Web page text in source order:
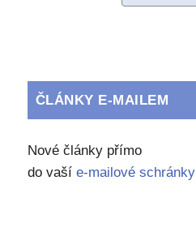
ČLÁNKY E-MAILEM
Nové články přímo
do vaší e-mailové schránky